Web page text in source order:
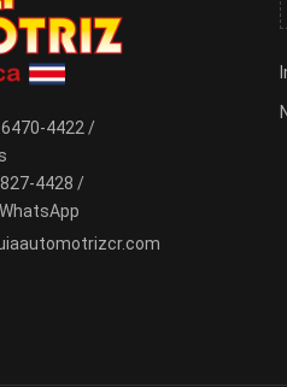
4422 /
4428 /